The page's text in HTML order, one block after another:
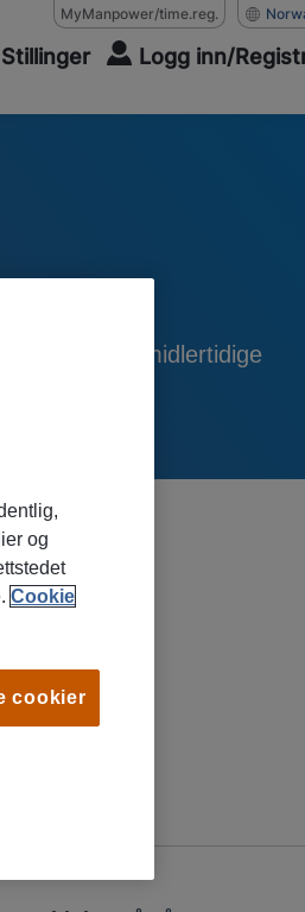
MyManpower/time.reg.
Stillinger Logg inn/
og fleksible midlertidige
og
Cookie
cookier